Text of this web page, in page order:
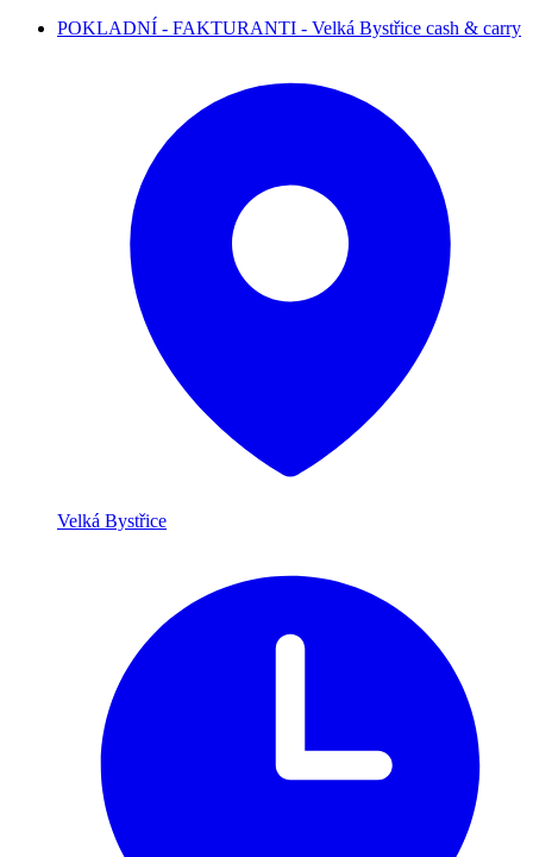
POKLADNÍ - FAKTURANTI - Velká Bystřice cash & carry
Velká Bystřice